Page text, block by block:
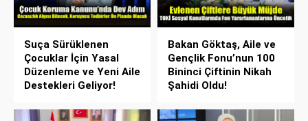
Suça Sürüklenen
Çocuklar İçin Yasal
Düzenleme ve Yeni Aile
Destekleri Geliyor!
Bakan Göktaş, Aile ve
Gençlik Fonu’nun 100
Bininci Çiftinin Nikah
Şahidi Oldu!